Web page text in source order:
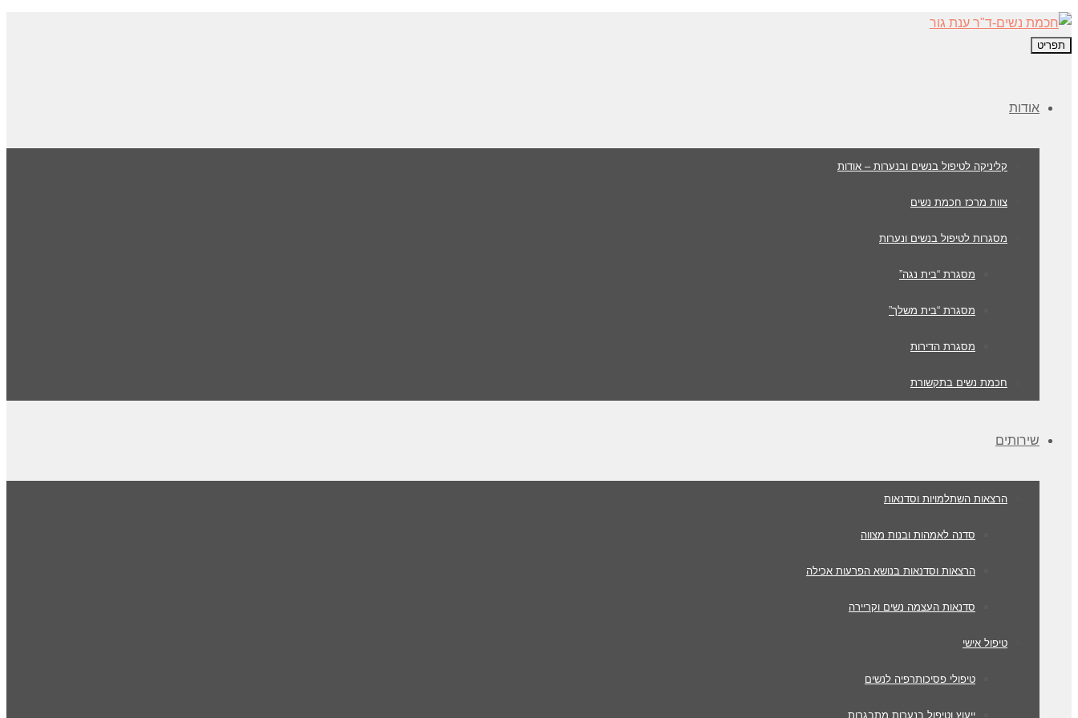
תפריט
אודות
קליניקה לטיפול בנשים ובנערות – אודות
צוות מרכז חכמת נשים
מסגרות לטיפול בנשים ונערות
מסגרת “בית נגה”
מסגרת “בית משלך”
מסגרת הדירות
חכמת נשים בתקשורת
שירותים
הרצאות השתלמויות וסדנאות
סדנה לאמהות ובנות מצווה
הרצאות וסדנאות בנושא הפרעות אכילה
סדנאות העצמה נשים וקריירה
טיפול אישי
טיפולי פסיכותרפיה לנשים
ייעוץ וטיפול בנערות מתבגרות